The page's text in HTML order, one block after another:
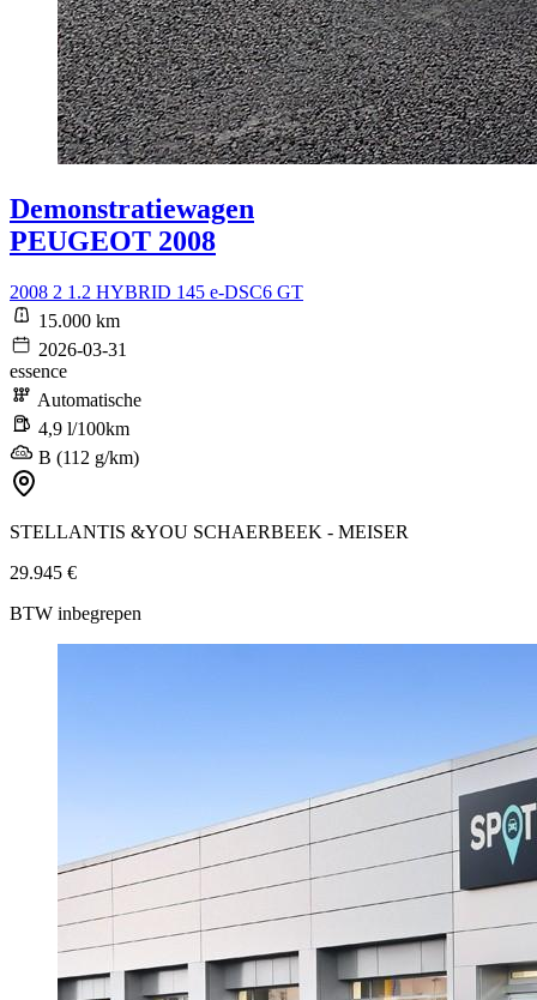
Demonstratiewagen
PEUGEOT 2008
2008 2 1.2 HYBRID 145 e-DSC6 GT
15.000 km
2026-03-31
essence
Automatische
4,9 l/100km
B (112 g/km)
STELLANTIS &YOU SCHAERBEEK - MEISER
29.945 €
BTW inbegrepen